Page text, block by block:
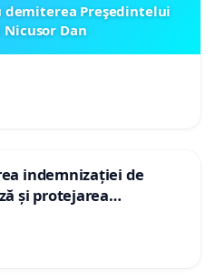
Preşedintelui
Nicusor Dan
indemnizației de
și protejarea
asistenții